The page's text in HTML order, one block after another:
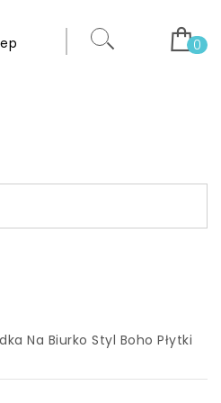
0
Na Biurko Styl Boho Płytki